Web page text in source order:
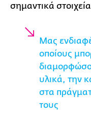
σημαντικά
Μας
οποίους
υλικά, την
στα
τους